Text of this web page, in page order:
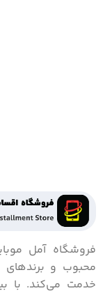
فروشگاه آمل
محبوب و برندهای